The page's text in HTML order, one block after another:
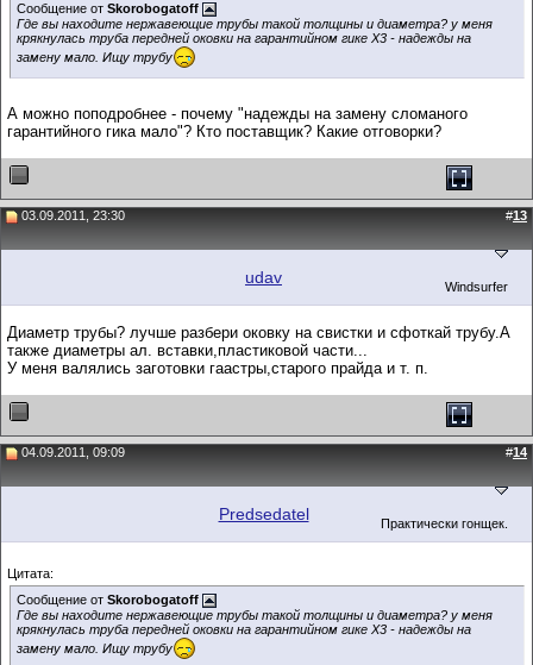
Сообщение от Skorobogatoff
Где вы находите нержавеющие трубы такой толщины и диаметра? у меня
крякнулась труба передней оковки на гарантийном гике X3 - надежды на
замену мало. Ищу трубу
А можно поподробнее - почему "надежды на замену сломаного
гарантийного гика мало"? Кто поставщик? Какие отговорки?
03.09.2011, 23:30 #13
udav Windsurfer
Диаметр трубы? лучше разбери оковку на свистки и сфоткай трубу.А
также диаметры ал. вставки,пластиковой части...
У меня валялись заготовки гаастры,старого прайда и т. п.
04.09.2011, 09:09 #14
Predsedatel Практически гонщек.
Цитата:
Сообщение от Skorobogatoff
Где вы находите нержавеющие трубы такой толщины и диаметра? у меня
крякнулась труба передней оковки на гарантийном гике X3 - надежды на
замену мало. Ищу трубу